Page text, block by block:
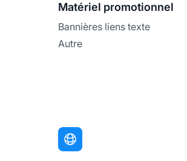
Matériel promotionnel
Bannières liens texte
Autre